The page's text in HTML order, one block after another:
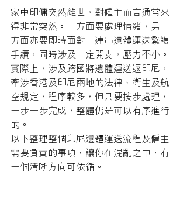
家中印傭突然離世，對僱主而言通常來
得非常突然。一方面要處理情緒，另一
方面亦要即時面對一連串遺體運送繁複
手續，同時涉及一定開支，壓力不小。
實際上，涉及跨國將遺體運送返印尼，
牽涉香港及印尼兩地的法律、衛生及航
空規定，程序較多，但只要按步處理，
一步一步完成，整體仍是可以有序進行
的。
以下整理整個印尼遺體運送流程及僱主
需要負責的事項，讓你在混亂之中，有
一個清晰方向可依循。